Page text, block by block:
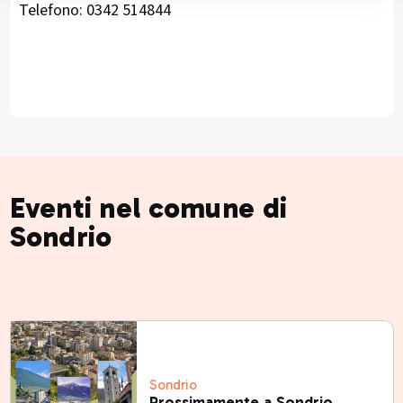
Telefono: 0342 514844
Eventi nel comune di
Sondrio
Sondrio